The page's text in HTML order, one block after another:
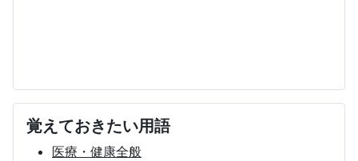
覚えておきたい用語
医療・健康全般